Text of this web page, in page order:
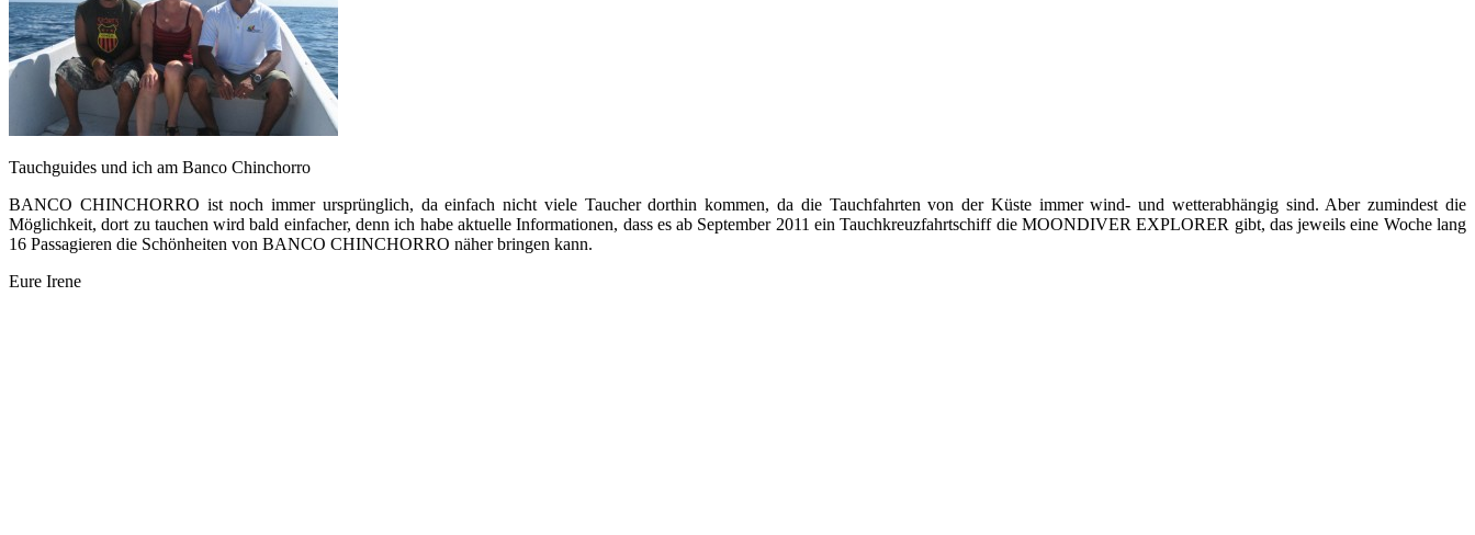
Tauchguides und ich am Banco Chinchorro
BANCO CHINCHORRO ist noch immer ursprünglich, da einfach nicht viele Taucher dorthin kommen, da die Tauchfahrten von der Küste immer wind- und wetterabhängig sind. Aber zumindest die
Möglichkeit, dort zu tauchen wird bald einfacher, denn ich habe aktuelle Informationen, dass es ab September 2011 ein Tauchkreuzfahrtschiff die MOONDIVER EXPLORER gibt, das jeweils eine Woche lang
16 Passagieren die Schönheiten von BANCO CHINCHORRO näher bringen kann.
Eure Irene